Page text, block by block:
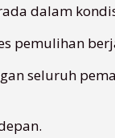
dalam
pemulihan
seluruh